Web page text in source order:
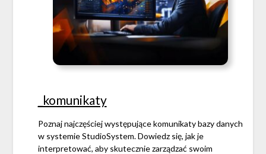
_komunikaty
Poznaj najczęściej występujące komunikaty bazy danych
w systemie StudioSystem. Dowiedz się, jak je
interpretować, aby skutecznie zarządzać swoim